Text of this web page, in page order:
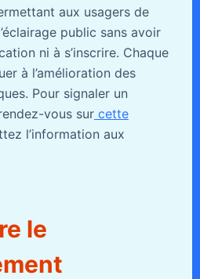
aux usagers de
public sans avoir
ni à s’inscrire. Chaque
à l’amélioration des
Pour signaler un
vous surcette
l’information aux
le